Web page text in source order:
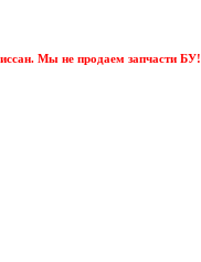
Мы не продаем запчасти БУ!